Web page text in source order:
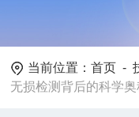
当前位置：首页 -
无损检测背后的科学奥